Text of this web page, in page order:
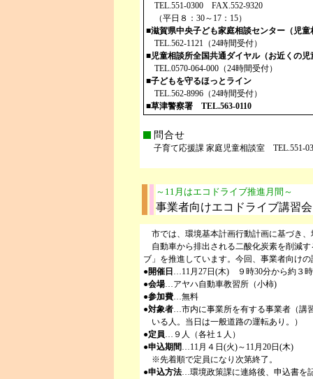
TEL.551-0300 FAX.552-9320
（平日８：30～17：15）
■滋賀県中央子ども家庭相談センター（児童
TEL.562-1121（24時間受付）
■児童相談所全国共通ダイヤル（お近くの
TEL.0570-064-000（24時間受付）
■子どもを守るほっとライン
TEL.562-8996（24時間受付）
■草津警察署 TEL.563-0110
問合せ
子育て応援課 家庭児童相談室 TEL.551-
～11月はエコドライブ推進月間～
事業者向けエコドライブ講習
市では、環境基本計画行動計画に基づき
自動車から排出される二酸化炭素を削減
ブ」を推進しています。今回、事業者向け
●開催日 …11月27日(木) ９時30分から約３
●会場…アヤハ自動車教習所（小柿)
●参加費…無料
●対象者…市内に事業所を有する事業者（講
いる人。当日は一般道路の運転あり。）
●定員…９人（各社１人）
●申込期間…11月４日(火)～11月20日(木)
※先着順で定員になり次第終了。
●申込方法…環境政策課に連絡後、申込書を